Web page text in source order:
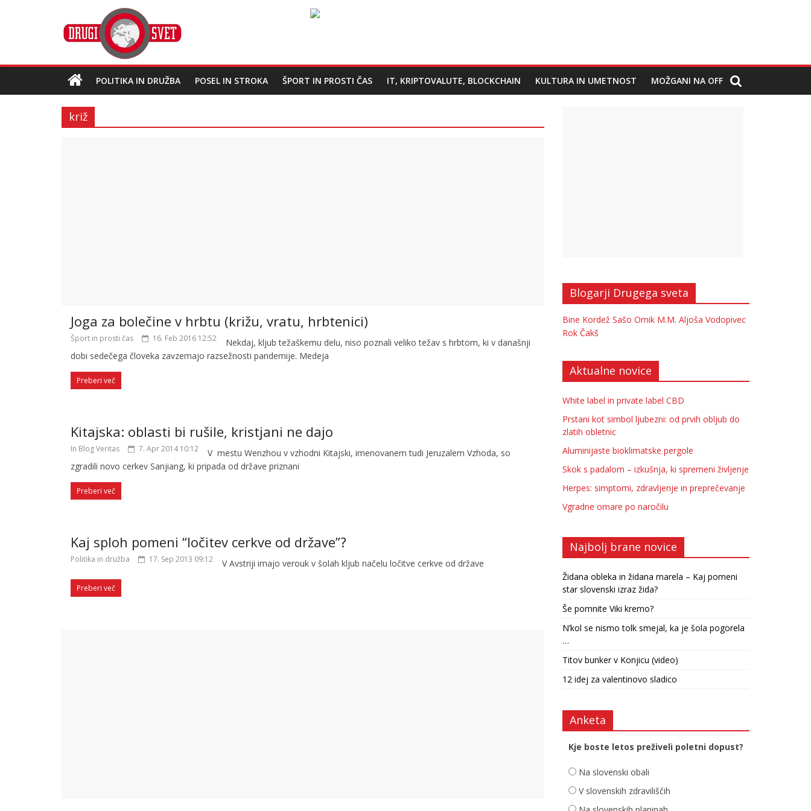
POLITIKA IN DRUŽBA POSEL IN STROKA ŠPORT IN PROSTI ČAS IT, KRIPTOVALUTE, BLOCKCHAIN KULTURA IN UMETNOST MOŽGANI NA OFF
križ
Joga za bolečine v hrbtu (križu, vratu, hrbtenici)
Šport in prosti čas 16. Feb 2016 12:52
Nekdaj, kljub težaškemu delu, niso poznali veliko težav s hrbtom, ki v današnji
dobi sedečega človeka zavzemajo razsežnosti pandemije. Medeja
Preberi več
Kitajska: oblasti bi rušile, kristjani ne dajo
In Blog Veritas 7. Apr 2014 10:12
V mestu Wenzhou v vzhodni Kitajski, imenovanem tudi Jeruzalem Vzhoda, so
zgradili novo cerkev Sanjiang, ki pripada od države priznani
Preberi več
Kaj sploh pomeni “ločitev cerkve od države”?
Politika in družba 17. Sep 2013 09:12 V Avstriji imajo verouk v šolah kljub načelu ločitve cerkve od države
Preberi več
Blogarji Drugega sveta
Bine Kordež Sašo Ornik M.M. Aljoša Vodopivec
Rok Čakš
Aktualne novice
White label in private label CBD
Prstani kot simbol ljubezni: od prvih obljub do
zlatih obletnic
Aluminijaste bioklimatske pergole
Skok s padalom – izkušnja, ki spremeni življenje
Herpes: simptomi, zdravljenje in preprečevanje
Vgradne omare po naročilu
Najbolj brane novice
Židana obleka in židana marela – Kaj pomeni
star slovenski izraz žida?
Še pomnite Viki kremo?
N’kol se nismo tolk smejal, ka je šola pogorela
…
Titov bunker v Konjicu (video)
12 idej za valentinovo sladico
Anketa
Kje boste letos preživeli poletni dopust?
Na slovenski obali
V slovenskih zdraviliščih